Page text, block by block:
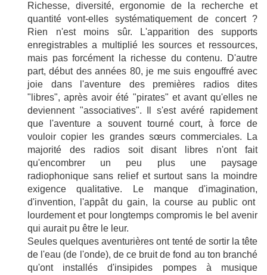
Richesse, diversité, ergonomie de la recherche et
quantité vont-elles systématiquement de concert ?
Rien n'est moins sûr. L'apparition des supports
enregistrables a multiplié les sources et ressources,
mais pas forcément la richesse du contenu. D'autre
part, début des années 80, je me suis engouffré avec
joie dans l'aventure des premières radios dites
"libres", après avoir été "pirates" et avant qu'elles ne
deviennent "associatives". Il s'est avéré rapidement
que l'aventure a souvent tourné court, à force de
vouloir copier les grandes sœurs commerciales. La
majorité des radios soit disant libres n'ont fait
qu'encombrer un peu plus une paysage
radiophonique sans relief et surtout sans la moindre
exigence qualitative. Le manque d'imagination,
d'invention, l'appât du gain, la course au public ont
lourdement et pour longtemps compromis le bel avenir
qui aurait pu être le leur.
Seules quelques aventurières ont tenté de sortir la tête
de l'eau (de l'onde), de ce bruit de fond au ton branché
qu'ont installés d'insipides pompes à musique